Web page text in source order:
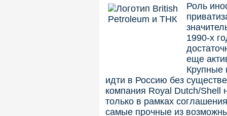
Роль
1990-х
еще
Крупные
идти в Россию без
компания Royal Dutch/Shell
только в рамках
самые прочные из